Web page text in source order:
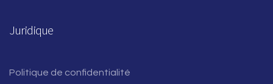
Juridique
Politique de confidentialité